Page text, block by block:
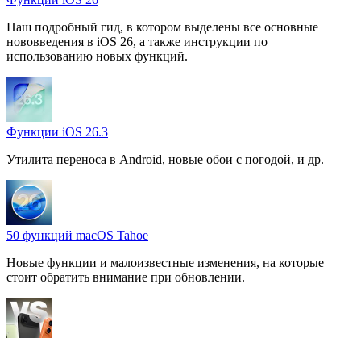
Наш подробный гид, в котором выделены все основные
нововведения в iOS 26, а также инструкции по
использованию новых функций.
Функции iOS 26.3
Утилита переноса в Android, новые обои с погодой, и др.
50 функций macOS Tahoe
Новые функции и малоизвестные изменения, на которые
стоит обратить внимание при обновлении.